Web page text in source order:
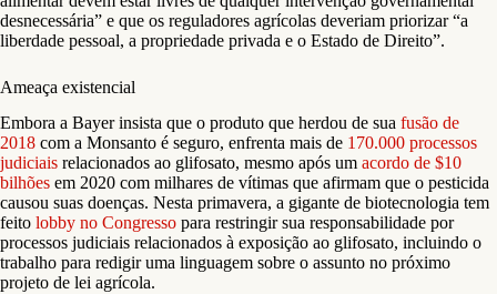
desnecessária” e que os reguladores agrícolas deveriam priorizar “a
liberdade pessoal, a propriedade privada e o Estado de Direito”.
Ameaça existencial
Embora a Bayer insista que o produto que herdou de sua fusão de
2018 com a Monsanto é seguro, enfrenta mais de 170.000 processos
judiciais relacionados ao glifosato, mesmo após um acordo de $10
bilhões em 2020 com milhares de vítimas que afirmam que o pesticida
causou suas doenças. Nesta primavera, a gigante de biotecnologia tem
feito lobby no Congresso para restringir sua responsabilidade por
processos judiciais relacionados à exposição ao glifosato, incluindo o
trabalho para redigir uma linguagem sobre o assunto no próximo
projeto de lei agrícola.